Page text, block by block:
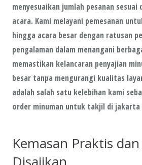
menyesuaikan jumlah pesanan sesuai
acara. Kami melayani pemesanan
hingga acara besar dengan ratusan
pengalaman dalam menangani
memastikan kelancaran penyajian
besar tanpa mengurangi kualitas
adalah salah satu kelebihan kami
order minuman untuk takjil di jakarta
Kemasan Praktis
Disajikan